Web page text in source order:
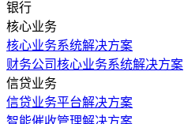
银行
核心业务
核心业务系统解决方案
财务公司核心业务系统解决方案
信贷业务
信贷业务平台解决方案
智能催收管理解决方案